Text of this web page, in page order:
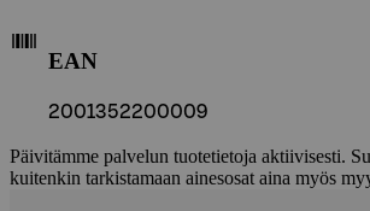
EAN
2001352200009
Päivitämme palvelun tuotetietoja aktiivisesti.
kuitenkin tarkistamaan ainesosat aina myös